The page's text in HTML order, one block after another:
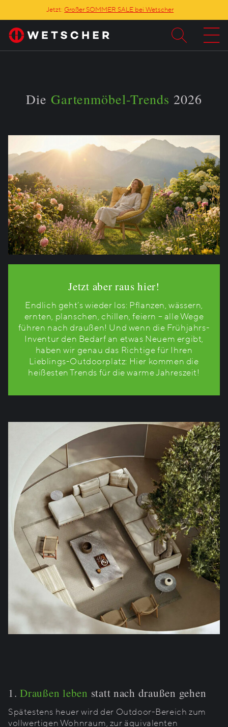
Jetzt:Großer SOMMER SALE bei Wetscher
Die Gartenmöbel-Trends 2026
Jetzt aber raus hier!
Endlich geht’s wieder los: Pflanzen, wässern,
ernten, planschen, chillen, feiern – alle Wege
führen nach draußen! Und wenn die Frühjahrs-
Inventur den Bedarf an etwas Neuem ergibt,
haben wir genau das Richtige für Ihren
Lieblings-Outdoorplatz: Hier kommen die
heißesten Trends für die warme Jahreszeit!
1.Draußen leben statt nach draußen gehen
Spätestens heuer wird der Outdoor-Bereich zum
vollwertigen Wohnraum, zur äquivalenten